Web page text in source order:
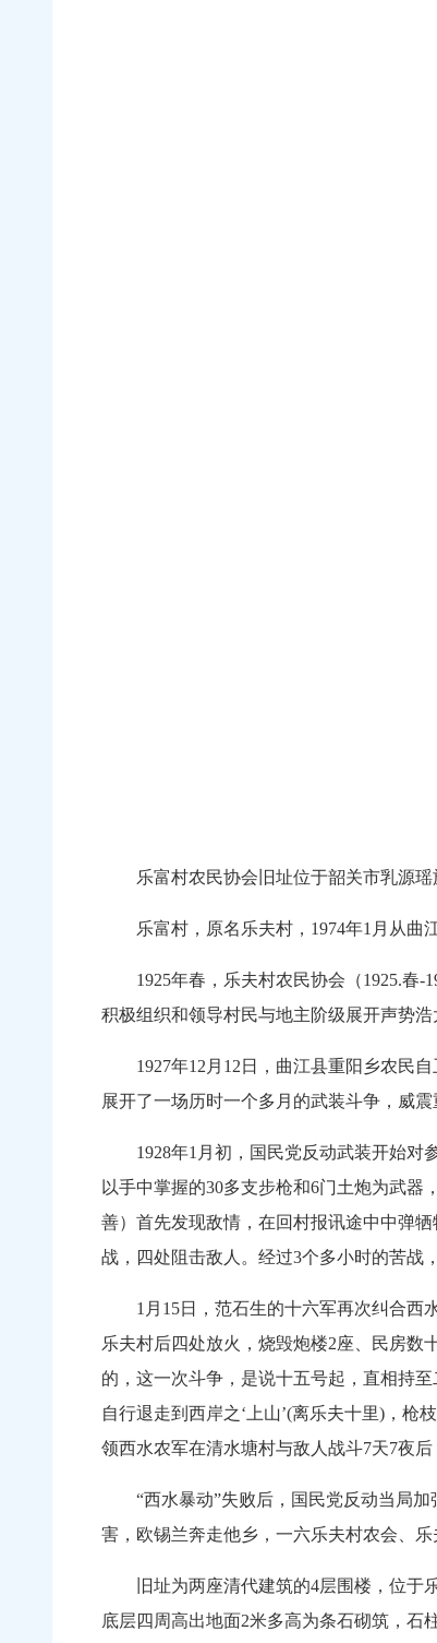
乐富村农民协会旧址位于韶关市乳源瑶
乐富村，原名乐夫村，1974年1月从曲江
1925年春，乐夫村农民协会（1925.春-
积极组织和领导村民与地主阶级展开声势浩
1927年12月12日，曲江县重阳乡农民自
展开了一场历时一个多月的武装斗争，威
1928年1月初，国民党反动武装开始对参
以手中掌握的30多支步枪和6门土炮为武
善）首先发现敌情，在回村报讯途中中弹
战，四处阻击敌人。经过3个多小时的苦战
1月15日，范石生的十六军再次纠合西水
乐夫村后四处放火，烧毁炮楼2座、民房数
的，这一次斗争，是说十五号起，直相持
自行退走到西岸之‘上山’(离乐夫十里)，
领西水农军在清水塘村与敌人战斗7天7夜
“西水暴动”失败后，国民党反动当局加
害，欧锡兰奔走他乡，一六乐夫村农会、乐
旧址为两座清代建筑的4层围楼，位于
底层四周高出地面2米多高为条石砌筑，石